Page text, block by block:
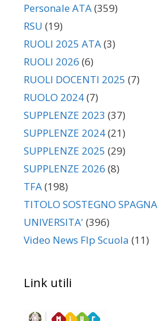
Personale ATA(359)
RSU (19)
RUOLI 2025 ATA(3)
RUOLI 2026 (6)
RUOLI DOCENTI 2025 (7)
RUOLO 2024(7)
SUPPLENZE 2023 (37)
SUPPLENZE 2024(21)
SUPPLENZE 2025 (29)
SUPPLENZE 2026 (8)
TFA(198)
TITOLO SOSTEGNO SPAGNA
UNIVERSITA' (396)
Video News Flp Scuola (11)
Link utili